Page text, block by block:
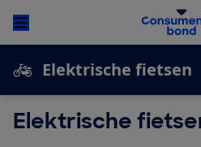
Elektrische fietsen
Elektrische